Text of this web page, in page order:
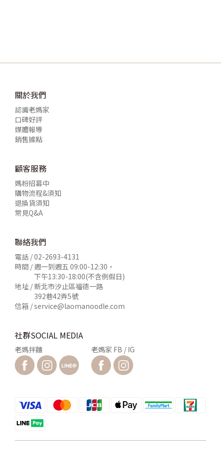
關於我們
認識老媽家
口碑好評
媒體報導
銷售據點
顧客服務
媽粉招募中
購物流程&須知
退換貨須知
常見Q&A
聯絡我們
電話 /02-2693-4131
時間 / 週一到週五 09:00-12:30，
下午13:30-18:00(不含例假日)
地址 / 新北市汐止區福德一路
392巷42弄5號
信箱 /service@laomanoodle.com
社群SOCIAL MEDIA
老媽拌麵 老媽家 FB / IG